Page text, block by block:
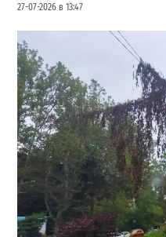
27-07-2026 в 13:47